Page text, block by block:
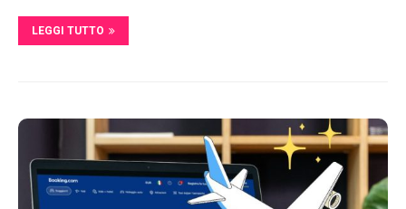
LEGGI TUTTO